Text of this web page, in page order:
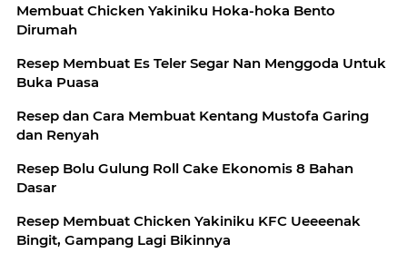
Membuat Chicken Yakiniku Hoka-hoka Bento
Dirumah
Resep Membuat Es Teler Segar Nan Menggoda Untuk
Buka Puasa
Resep dan Cara Membuat Kentang Mustofa Garing
dan Renyah
Resep Bolu Gulung Roll Cake Ekonomis 8 Bahan
Dasar
Resep Membuat Chicken Yakiniku KFC Ueeeenak
Bingit, Gampang Lagi Bikinnya